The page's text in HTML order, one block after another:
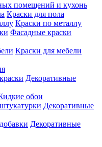
помещений и кухонь
Краски для пола
Краски по металлу
Фасадные краски
Краски для мебели
Декоративные
обои
Декоративные
Декоративные